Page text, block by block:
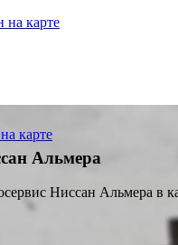
на карте
карте
Альмера
Ниссан Альмера в